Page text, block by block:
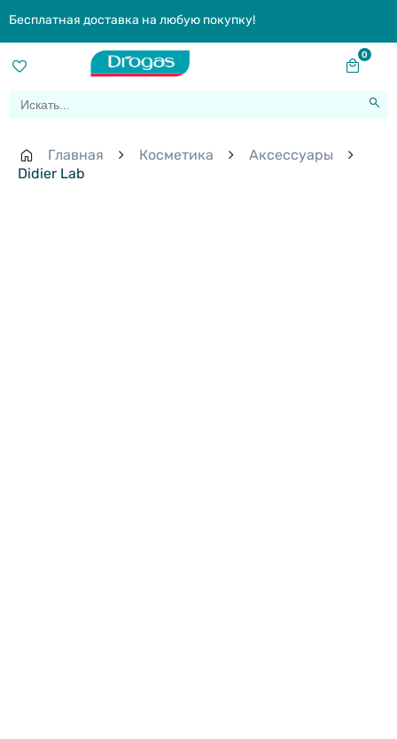
Бесплатная доставка на любую покупку!
0
Главная Косметика
Aксессуары
Didier Lab